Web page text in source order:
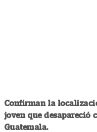
Confirman la
joven que desapareció
Guatemala.